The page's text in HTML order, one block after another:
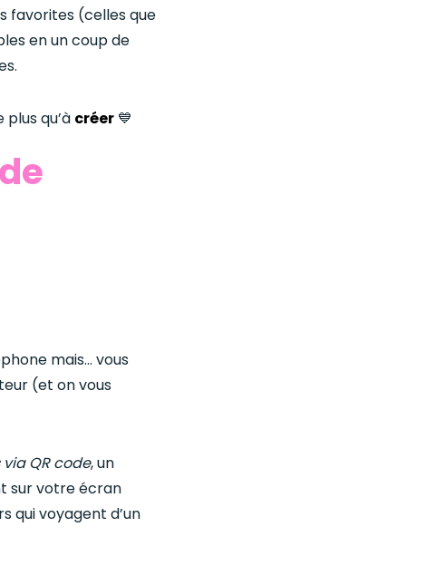
favorites (celles que
en un coup de
qu’à créer 💙
mais… vous
(et on vous
QR code, un
sur votre écran
qui voyagent d’un